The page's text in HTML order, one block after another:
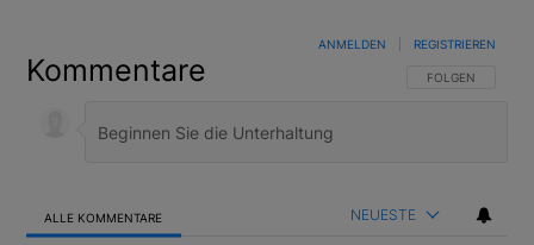
Kommentare FOLGE DIESER
FOLGEN
ANMELDEN REGISTRIEREN
ALLE KOMMENTARE NEUESTE